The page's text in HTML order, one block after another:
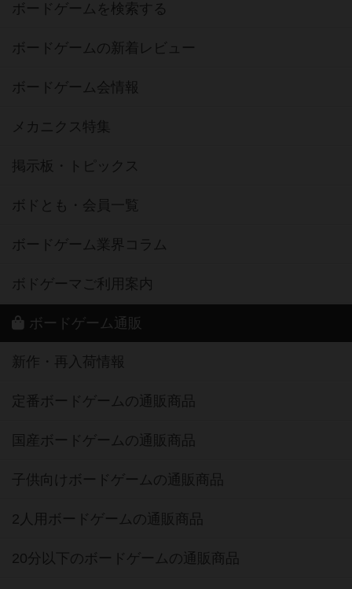
ボードゲームを検索する
ボードゲームの新着レビュー
ボードゲーム会情報
メカニクス特集
掲示板・トピックス
ボドとも・会員一覧
ボードゲーム業界コラム
ボドゲーマご利用案内
ボードゲーム通販
新作・再入荷情報
定番ボードゲームの通販商品
国産ボードゲームの通販商品
子供向けボードゲームの通販商品
2人用ボードゲームの通販商品
20分以下のボードゲームの通販商品